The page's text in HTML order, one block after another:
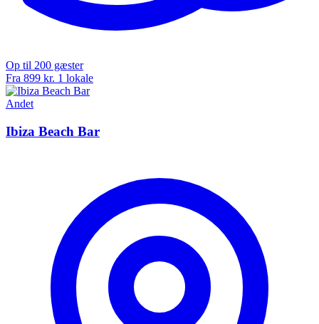
Op til 200 gæster
Fra 899 kr. 1 lokale
Andet
Ibiza Beach Bar